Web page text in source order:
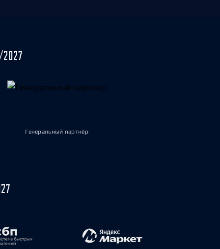
Генеральный партнёр